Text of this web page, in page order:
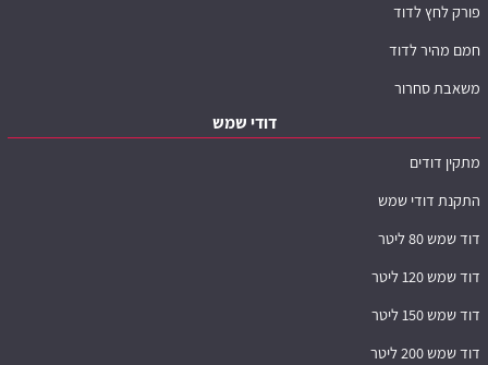
פורק לחץ לדוד
חמם מהיר לדוד
משאבת סחרור
דודי שמש
מתקין דודים
התקנת דודי שמש
דוד שמש 80 ליטר
דוד שמש 120 ליטר
דוד שמש 150 ליטר
דוד שמש 200 ליטר